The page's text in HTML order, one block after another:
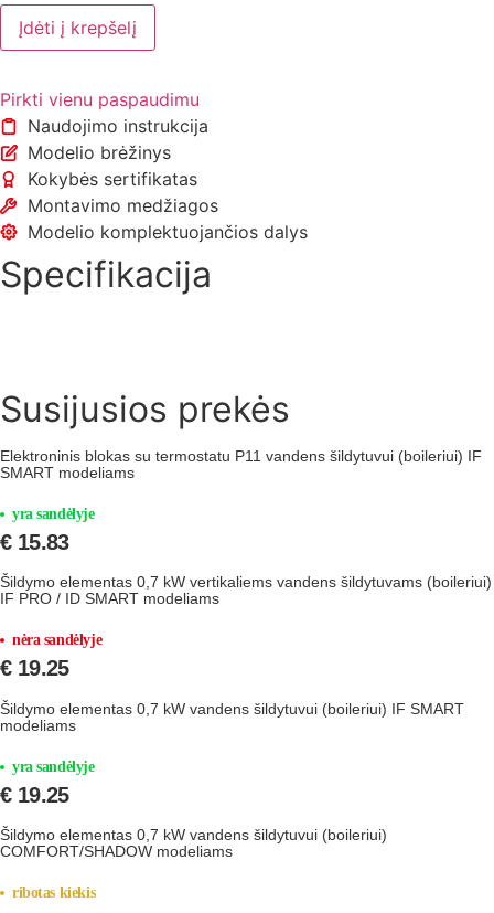
produkto
kiekis:
Guminė
šildytuvui
(boileriui)
universali
(skirtingiems
modeliams)
Įdėti į krepšelį
Pirkti vienu paspaudimu
Naudojimo instrukcija
Modelio brėžinys
Kokybės sertifikatas
Montavimo medžiagos
Modelio komplektuojančios dalys
Specifikacija
Susijusios prekės
Elektroninis blokas su termostatu P11 vandens šildytuvui (boileriui) IF
SMART modeliams
yra sandėlyje
€15.83
Šildymo elementas 0,7 kW vertikaliems vandens šildytuvams (boileriui)
IF PRO / ID SMART modeliams
nėra sandėlyje
€19.25
Šildymo elementas 0,7 kW vandens šildytuvui (boileriui) IF SMART
modeliams
yra sandėlyje
€19.25
Šildymo elementas 0,7 kW vandens šildytuvui (boileriui)
COMFORT/SHADOW modeliams
ribotas kiekis